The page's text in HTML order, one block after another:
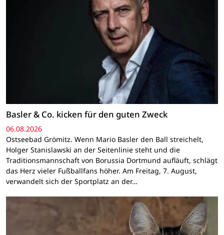
Basler & Co. kicken für den guten Zweck
06.08.2026
Ostseebad Grömitz. Wenn Mario Basler den Ball streichelt,
Holger Stanislawski an der Seitenlinie steht und die
Traditionsmannschaft von Borussia Dortmund aufläuft, schlägt
das Herz vieler Fußballfans höher. Am Freitag, 7. August,
verwandelt sich der Sportplatz an der…